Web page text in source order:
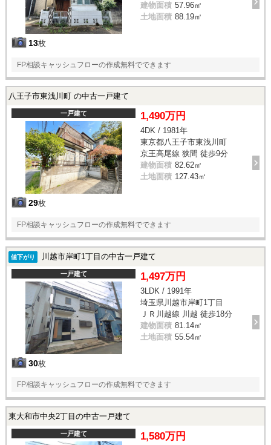
13枚
建物面積 57.96㎡
土地面積 88.19㎡
FP相談キャッシュフローの作成無料でできます
八王子市東浅川町 の中古一戸建て
一戸建て
29枚
1,490万円
4DK / 1981年
東京都八王子市東浅川町
京王高尾線 狭間 徒歩9分
建物面積 82.62㎡
土地面積 127.43㎡
FP相談キャッシュフローの作成無料でできます
値下がり 川越市岸町1丁目の中古一戸建て
一戸建て
30枚
1,497万円
3LDK / 1991年
埼玉県川越市岸町1丁目
ＪＲ川越線 川越 徒歩18分
建物面積 81.14㎡
土地面積 55.54㎡
FP相談キャッシュフローの作成無料でできます
東大和市中央2丁目の中古一戸建て
一戸建て 1,580万円